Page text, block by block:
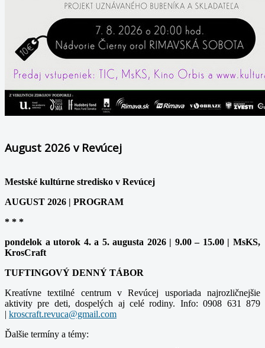
August 2026 v Revúcej
Mestské kultúrne stredisko v Revúcej
AUGUST 2026 | PROGRAM
* * *
pondelok a utorok 4. a 5. augusta 2026 | 9.00 – 15.00 | MsKS,
KrosCraft
TUFTINGOVÝ DENNÝ TÁBOR
Kreatívne textilné centrum v Revúcej usporiada najrozličnejšie
aktivity pre deti, dospelých aj celé rodiny. Info: 0908 631 879
|
Ďalšie termíny a témy: